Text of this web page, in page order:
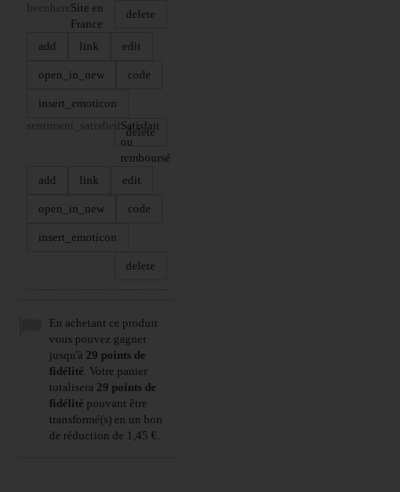
delete
beenhereSite en
France
add
link edit
open_in_new code
insert_emoticon
delete
sentiment_satisfied Satisfait
ou
remboursé
add
link edit
open_in_new code
insert_emoticon
delete
En achetant ce produit
vous pouvez gagner
jusqu'à 29 points de
fidélité. Votre panier
totalisera 29 points de
fidélité pouvant être
transformé(s) en un bon
de réduction de 1,45 €.